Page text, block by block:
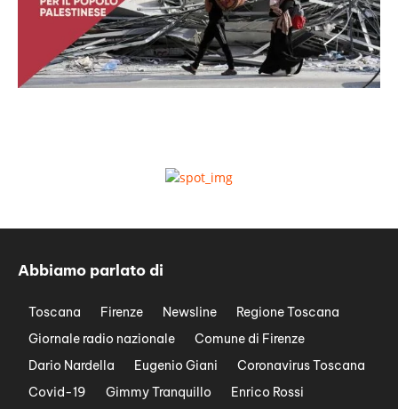
Abbiamo parlato di
Toscana Firenze Newsline
Regione Toscana
Giornale radio nazionale
Comune di Firenze
Dario Nardella
Eugenio Giani
Coronavirus Toscana
Covid-19
Gimmy Tranquillo
Enrico Rossi